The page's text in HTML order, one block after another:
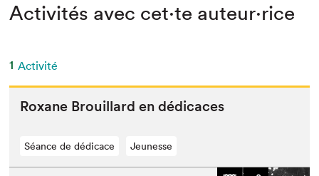
Activités avec cet·te auteur·rice
1 Activité
Rox­ane Brouil­lard en dédicaces
Séance de dédicace Jeunesse